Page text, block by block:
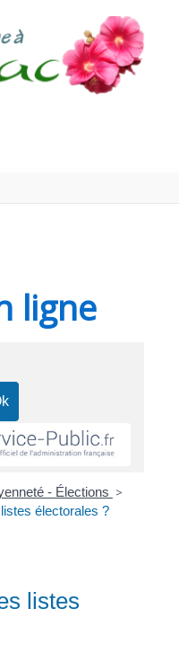
ligne
- Élections >
électorales ?
listes